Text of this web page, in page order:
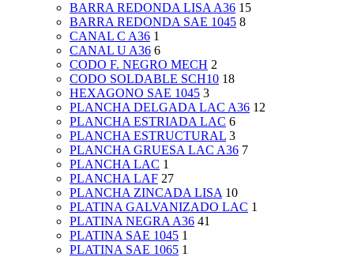
BARRA REDONDA LISA A36 15
BARRA REDONDA SAE 1045 8
CANAL C A36 1
CANAL U A36 6
CODO F. NEGRO MECH 2
CODO SOLDABLE SCH10 18
HEXAGONO SAE 1045 3
PLANCHA DELGADA LAC A36 12
PLANCHA ESTRIADA LAC 6
PLANCHA ESTRUCTURAL 3
PLANCHA GRUESA LAC A36 7
PLANCHA LAC 1
PLANCHA LAF 27
PLANCHA ZINCADA LISA 10
PLATINA GALVANIZADO LAC 1
PLATINA NEGRA A36 41
PLATINA SAE 1045 1
PLATINA SAE 1065 1